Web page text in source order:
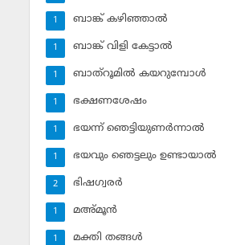
ബാങ്ക് കഴിഞ്ഞാല്‍
1
ബാങ്ക് വിളി കേട്ടാല്‍
1
ബാത്‌റൂമില്‍ കയറുമ്പോള്‍
1
ഭക്ഷണശേഷം
1
ഭയന്ന് ഞെട്ടിയുണര്‍ന്നാല്‍
1
ഭയവും ഞെട്ടലും ഉണ്ടായാല്‍
1
ഭിഷഗ്വരര്‍
2
മഅ്മൂന്‍
1
മക്തി തങ്ങള്‍
1